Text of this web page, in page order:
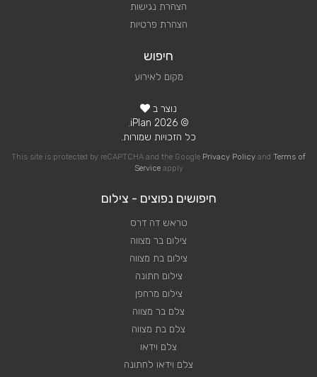
הצהרת נגישות
הצהרת פרטיות
חיפוש
מקום לאירוע
נוצר ב
© 2026 iPlan.
כל הזכויות שמורות.
This site is protected by reCAPTCHA and the Google Privacy Policy and Terms of
Serviceapply
חיפושים נפוצים - צילום
טראש דה דרס
צילום בר מצווה
צילום בת מצווה
צילום חתונה
צילום מרחפן
צלם בר מצווה
צלם בת מצווה
צלם וידאו
צלם וידאו לחתונה